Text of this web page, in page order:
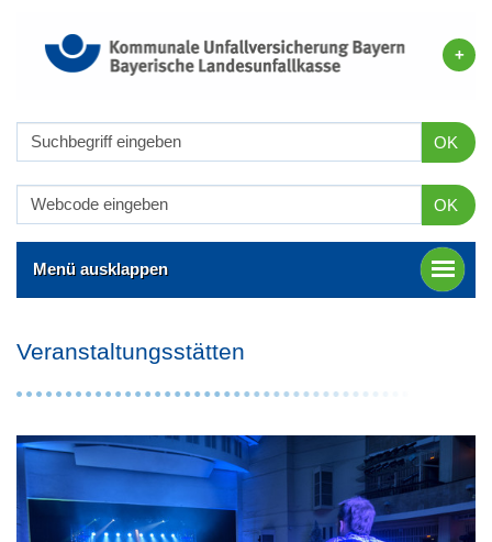
OK
OK
Menü ausklappen
Veranstaltungsstätten